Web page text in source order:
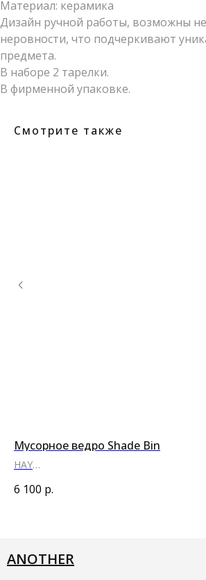
Материал: керамика
Дизайн ручной работы, возможны
неровности, что подчеркивают
предмета.
В наборе 2 тарелки.
В фирменной упаковке.
Смотрите также
Мусорное ведро Shade Bin
HAY
6 100 р.
ANOTHER